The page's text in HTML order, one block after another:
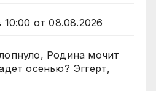
от 08.08.2026
Родина мочит
осенью? Эггерт,